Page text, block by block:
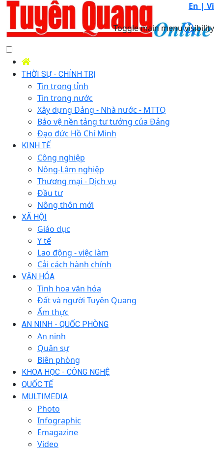
En | Vi
Toggle main menu visibility
THỜI SỰ - CHÍNH TRỊ
Tin trong tỉnh
Tin trong nước
Xây dựng Đảng - Nhà nước - MTTQ
Bảo vệ nền tảng tư tưởng của Đảng
Đạo đức Hồ Chí Minh
KINH TẾ
Công nghiệp
Nông-Lâm nghiệp
Thương mại - Dịch vụ
Đầu tư
Nông thôn mới
XÃ HỘI
Giáo dục
Y tế
Lao động - việc làm
Cải cách hành chính
VĂN HÓA
Tinh hoa văn hóa
Đất và người Tuyên Quang
Ẩm thực
AN NINH - QUỐC PHÒNG
An ninh
Quân sự
Biên phòng
KHOA HỌC - CÔNG NGHỆ
QUỐC TẾ
MULTIMEDIA
Photo
Infographic
Emagazine
Video